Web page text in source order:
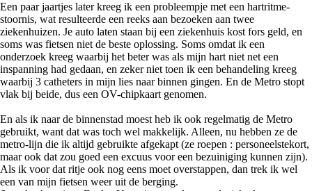
Een paar jaartjes later kreeg ik een probleempje met een hartritme-
stoornis, wat resulteerde een reeks aan bezoeken aan twee
ziekenhuizen. Je auto laten staan bij een ziekenhuis kost fors geld, en
soms was fietsen niet de beste oplossing. Soms omdat ik een
onderzoek kreeg waarbij het beter was als mijn hart niet net een
inspanning had gedaan, en zeker niet toen ik een behandeling kreeg
waarbij 3 catheters in mijn lies naar binnen gingen. En de Metro stopt
vlak bij beide, dus een OV-chipkaart genomen.
En als ik naar de binnenstad moest heb ik ook regelmatig de Metro
gebruikt, want dat was toch wel makkelijk. Alleen, nu hebben ze de
metro-lijn die ik altijd gebruikte afgekapt (ze roepen : personeelstekort,
maar ook dat zou goed een excuus voor een bezuiniging kunnen zijn).
Als ik voor dat ritje ook nog eens moet overstappen, dan trek ik wel
een van mijn fietsen weer uit de berging.